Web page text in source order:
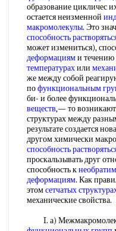
образование цикличес
остается неизменной
макромолекулы. Это
способность
может измениться),
деформациями течению
температурахили
же между собой
пофункциональным
би- и более
веществ,— то возникают
структурах между
результате создается
другом химически
способность
проскальзывать друг
способность к
деформациям. Как
этомсетчатых
механические свойства.
I. а)